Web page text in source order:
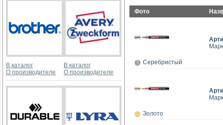
В каталог
О производителе
В каталог
О производителе
Фото
Серебристый
Золото